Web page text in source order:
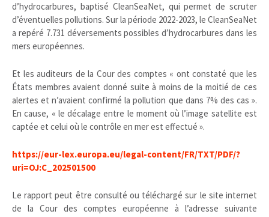
d’hydrocarbures, baptisé CleanSeaNet, qui permet de scruter
d’éventuelles pollutions. Sur la période 2022-2023, le CleanSeaNet
a repéré 7.731 déversements possibles d’hydrocarbures dans les
mers européennes.
Et les auditeurs de la Cour des comptes « ont constaté que les
États membres avaient donné suite à moins de la moitié de ces
alertes et n’avaient confirmé la pollution que dans 7% des cas ».
En cause, « le décalage entre le moment où l’image satellite est
captée et celui où le contrôle en mer est effectué ».
https://eur-lex.europa.eu/legal-content/FR/TXT/PDF/?
uri=OJ:C_202501500
Le rapport peut être consulté ou téléchargé sur le site internet
de la Cour des comptes européenne à l’adresse suivante